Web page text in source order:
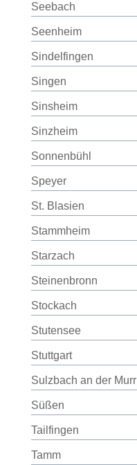
Seebach
Seenheim
Sindelfingen
Singen
Sinsheim
Sinzheim
Sonnenbühl
Speyer
St. Blasien
Stammheim
Starzach
Steinenbronn
Stockach
Stutensee
Stuttgart
Sulzbach an der Murr
Süßen
Tailfingen
Tamm